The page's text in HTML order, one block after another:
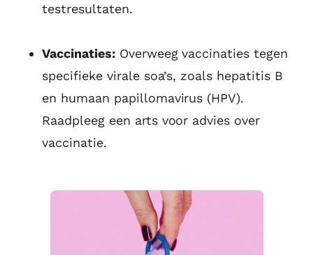
testresultaten.
Vaccinaties:Overweeg vaccinaties tegen
specifieke virale soa’s, zoals hepatitis B
en humaan papillomavirus (HPV).
Raadpleeg een arts voor advies over
vaccinatie.